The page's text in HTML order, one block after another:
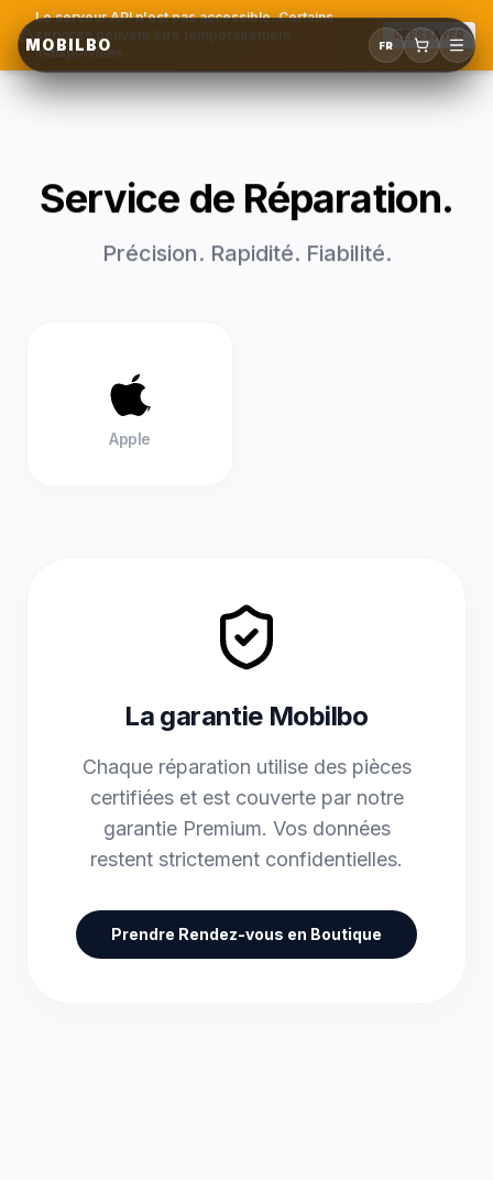
MOBILBO FR
Le serveur API n'est pas accessible. Certains
services peuvent être temporairement
indisponibles.
RÉESSAYER
Service de Réparation.
Précision. Rapidité. Fiabilité.
Apple
La garantie Mobilbo
Chaque réparation utilise des pièces
certifiées et est couverte par notre
garantie Premium. Vos données
restent strictement confidentielles.
Prendre Rendez-vous en Boutique